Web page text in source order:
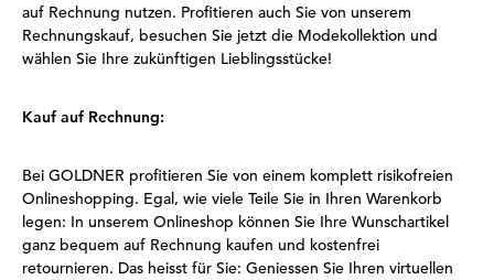
auf Rechnung nutzen. Profitieren auch Sie von unserem
Rechnungskauf, besuchen Sie jetzt die Modekollektion und
wählen Sie Ihre zukünftigen Lieblingsstücke!
Kauf auf Rechnung:
Bei GOLDNER profitieren Sie von einem komplett risikofreien
Onlineshopping. Egal, wie viele Teile Sie in Ihren Warenkorb
legen: In unserem Onlineshop können Sie Ihre Wunschartikel
ganz bequem auf Rechnung kaufen und kostenfrei
retournieren. Das heisst für Sie: Geniessen Sie Ihren virtuellen